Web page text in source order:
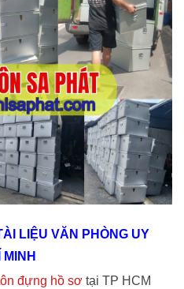
LIỆU VĂN PHÒNG UY
đựng hồ sơ tại TP HCM